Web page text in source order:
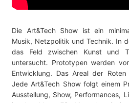
Die Art&Tech Show ist ein
Musik, Netzpolitik und Technik. In
das Feld zwischen Kunst und
untersucht. Prototypen werden
Entwicklung. Das Areal der
Jede Art&Tech Show folgt einem
Ausstellung, Show, Performances,